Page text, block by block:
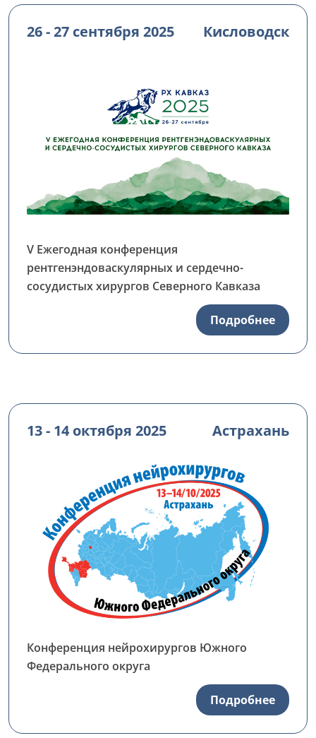
26 - 27 сентября 2025 Кисловодск
V Ежегодная конференция
рентгенэндоваскулярных и сердечно-
сосудистых хирургов Северного Кавказа
Подробнее
13 - 14 октября 2025 Астрахань
Конференция нейрохирургов Южного
Федерального округа
Подробнее